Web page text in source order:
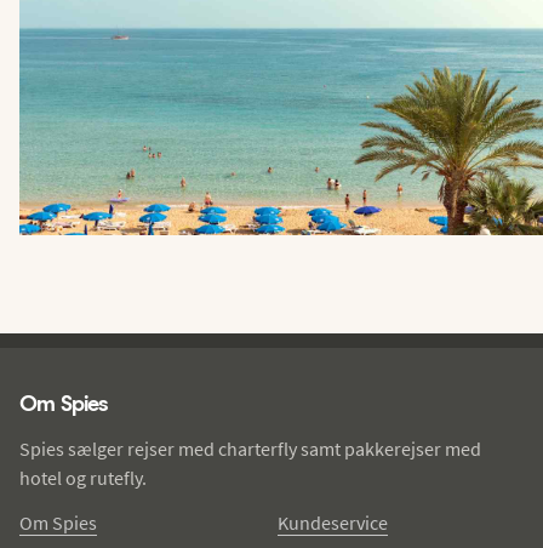
Om Spies
Spies sælger rejser med charterfly samt pakkerejser med
hotel og rutefly.
Om Spies
Kundeservice